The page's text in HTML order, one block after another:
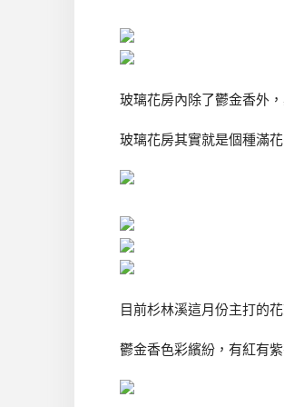
玻璃花房內除了鬱金香外
玻璃花房其實就是個種滿花
目前杉林溪這月份主打的
鬱金香色彩繽紛，有紅有